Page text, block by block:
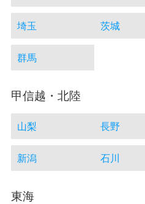
埼玉 茨城
群馬
甲信越・北陸
山梨 長野
新潟 石川
東海